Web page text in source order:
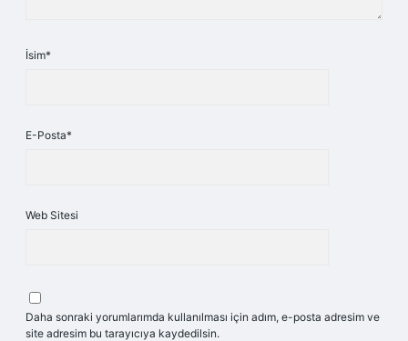
İsim*
E-Posta*
Web Sitesi
Daha sonraki yorumlarımda kullanılması için adım, e-posta adresim ve
site adresim bu tarayıcıya kaydedilsin.